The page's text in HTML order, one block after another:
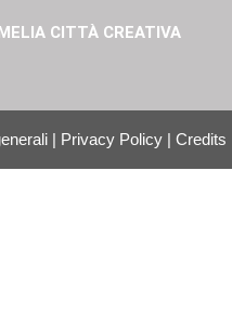
CITTÀ CREATIVA
| Privacy Policy | Credits